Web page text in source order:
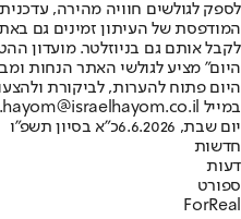
לספק לגולשים חוויה מהירה,
המודפסת של העיתון זמינים גם
לקבל אותם גם בניוזלטר. מועדון
היום" מציע לגולשי האתר הנחות
היום פתוח להערות, לביקורת
במייל hayom@israelhayom.co.il.
יום שבת, 6.6.2026
כ"א בסיון תשפ"ו
חדשות
דעות
ספורט
ForReal